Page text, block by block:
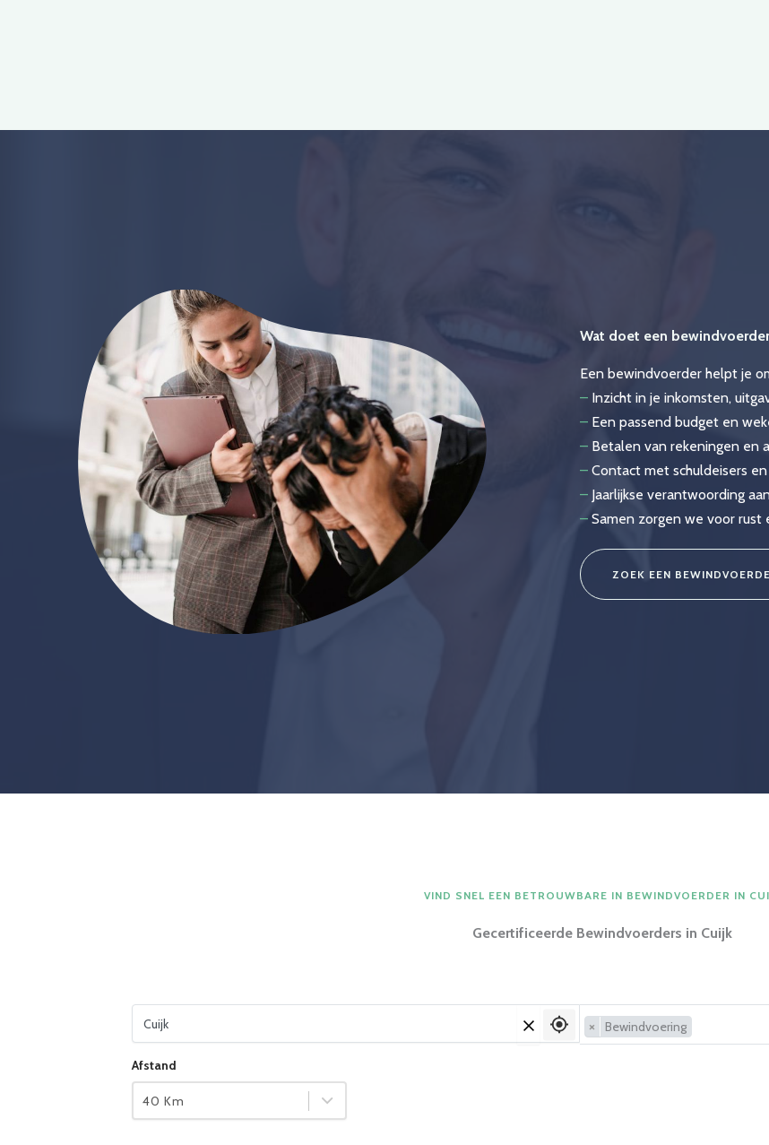
Wat doet een
Een bewindvoerder helpt je
– Inzicht in je inkomsten,
– Een passend budget en
– Betalen van rekeningen en
– Contact met schuldeisers
– Jaarlijkse verantwoording
– Samen zorgen we voor rust
ZOEK EEN
VIND SNEL EEN BETROUWBARE IN BEWINDVOERDER IN
Gecertificeerde Bewindvoerders in Cuijk
Vul je woonplaats in
× Bewindvoering
Afstand
40 Km